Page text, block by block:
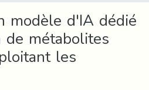
modèle d'IA dédié
métabolites
les